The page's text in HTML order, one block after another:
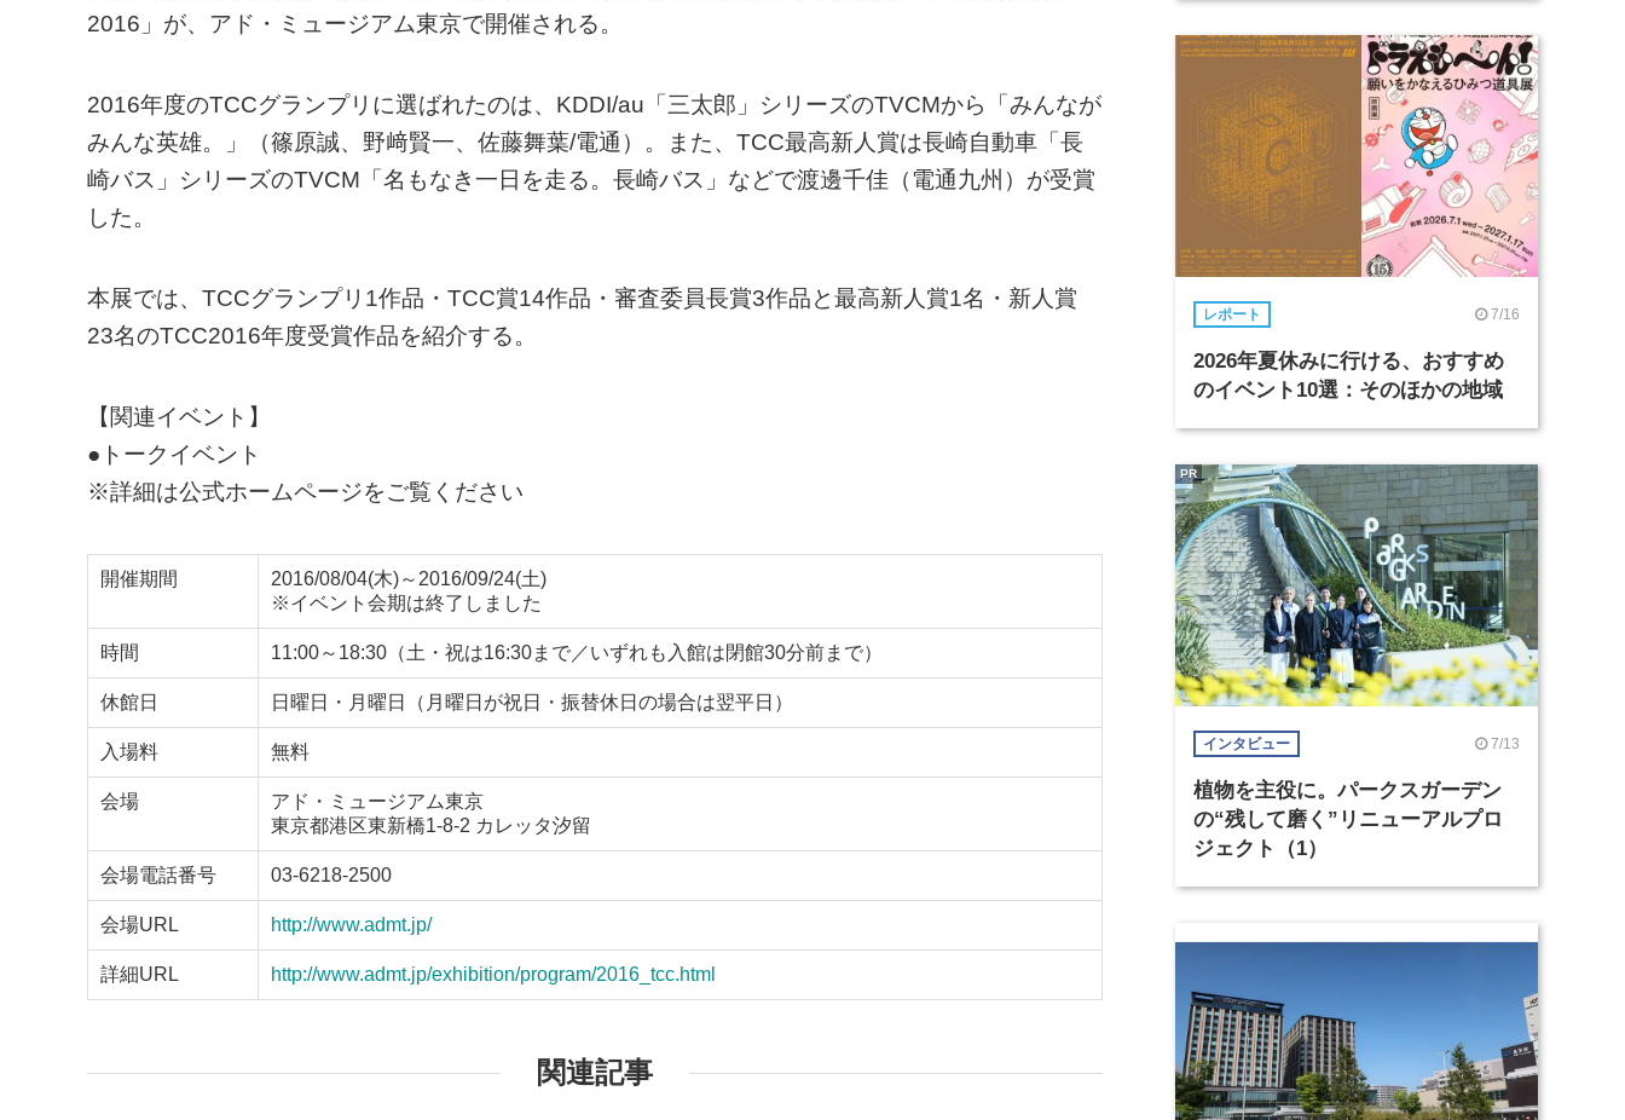
2016」が、アド・ミュージアム東京で開催される。
2016年度のTCCグランプリに選ばれたのは、KDDI/au「三太郎」シリーズのTVCMから「みんなが
みんな英雄。」（篠原誠、野﨑賢一、佐藤舞葉/電通）。また、TCC最高新人賞は長崎自動車「長
崎バス」シリーズのTVCM「名もなき一日を走る。長崎バス」などで渡邊千佳（電通九州）が受賞
した。
本展では、TCCグランプリ1作品・TCC賞14作品・審査委員長賞3作品と最高新人賞1名・新人賞
23名のTCC2016年度受賞作品を紹介する。
【関連イベント】
●トークイベント
※詳細は公式ホームページをご覧ください
開催期間
2016/08/04(木)～2016/09/24(土)
※イベント会期は終了しました
時間 11:00～18:30（土・祝は16:30まで／いずれも入館は閉館30分前まで）
休館日 日曜日・月曜日（月曜日が祝日・振替休日の場合は翌平日）
入場料 無料
会場
アド・ミュージアム東京
東京都港区東新橋1-8-2 カレッタ汐留
会場電話番号 03-6218-2500
会場URL http://www.admt.jp/
詳細URL http://www.admt.jp/exhibition/program/2016_tcc.html
関連記事
レポート 7/16
2026年夏休みに行ける、おすすめ
のイベント10選：そのほかの地域
インタビュー 7/13
植物を主役に。パークスガーデン
の“残して磨く”リニューアルプロ
ジェクト（1）
PR